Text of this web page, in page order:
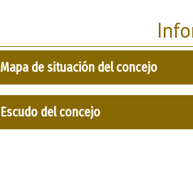
Mapa de situación del concejo
Escudo del concejo